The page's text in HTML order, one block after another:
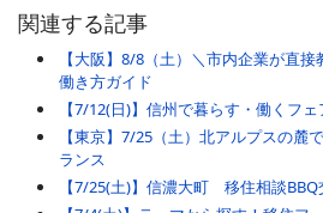
関連する記事
【大阪】8/8（土）＼市内企業が直
働き方ガイド
【7/12(日)】信州で暮らす・働くフェ
【東京】7/25（土）北アルプスの
ランス
【7/25(土)】信濃大町 移住相談BBQ